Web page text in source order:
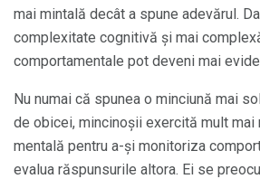
mai mintală decât a spune adevărul.
complexitate cognitivă și mai
comportamentale pot deveni mai
Nu numai că spunea o minciună mai
de obicei, mincinoșii exercită mult mai
mentală pentru a-și monitoriza
evalua răspunsurile altora. Ei se